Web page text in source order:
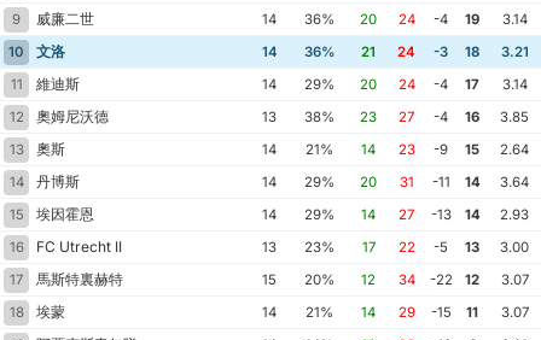
9
威廉二世 14 36% 20 24 -4 19
3.14
10
文洛 14 36% 21 24 -3 18
3.21
11
維迪斯 14 29% 20 24 -4 17
3.14
12
奧姆尼沃德 13 38% 23 27 -4 16
3.85
13
奧斯 14 21% 14 23 -9 15
2.64
14
丹博斯 14 29% 20 31 -11 14
3.64
15
埃因霍恩 14 29% 14 27 -13 14
2.93
16
FC Utrecht II 13 23% 17 22 -5 13
3.00
17
馬斯特裏赫特 15 20% 12 34 -22 12
3.07
18
埃蒙 14 21% 14 29 -15 11
3.07